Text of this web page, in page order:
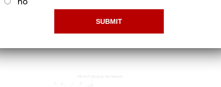
Вариаторы СЗП 00.720;СЗП 00.720-
01 в сборе со щитками
Докладніше
no